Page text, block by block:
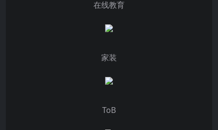
在线教育
家装
ToB